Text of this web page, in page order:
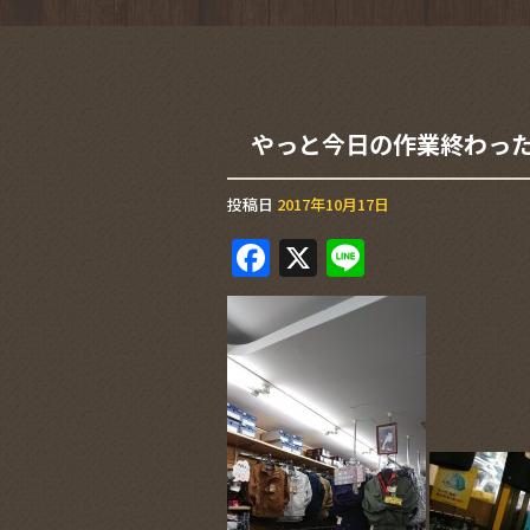
やっと今日の作業終わっ
投稿日 2017年10月17日
F
a
c
e
b
o
o
X
n